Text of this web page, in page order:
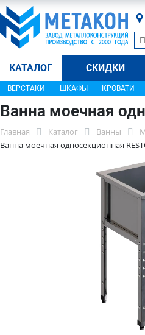
КАТАЛОГ СКИДКИ
ВЕРСТАКИ ШКАФЫ КРОВАТИ
Ванна моечная
Главная Каталог Ванны
Ванна моечная односекционная